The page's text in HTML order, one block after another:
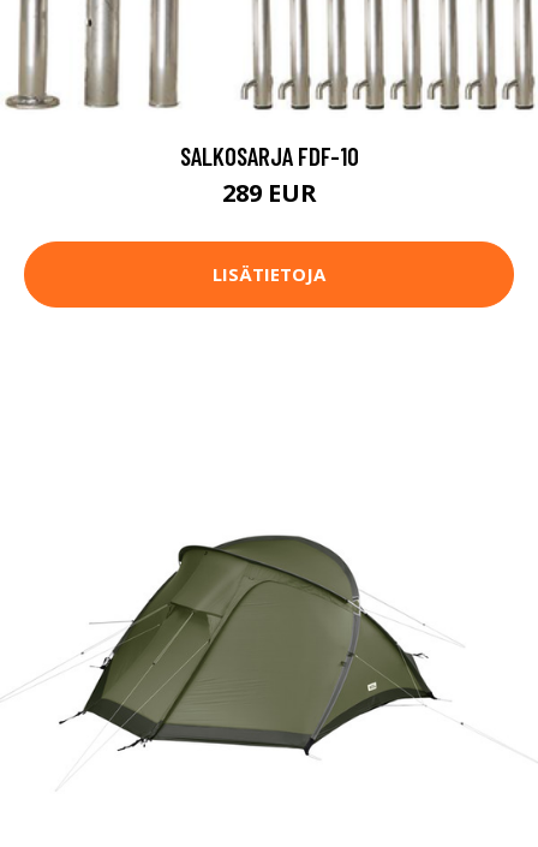
SALKOSARJA FDF-10
289 EUR
LISÄTIETOJA